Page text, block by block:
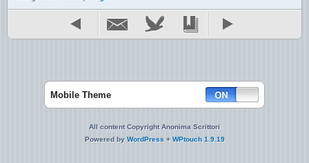
Mobile Theme
All content Copyright Anonima Scrittori
Powered by WordPress + WPtouch 1.9.19